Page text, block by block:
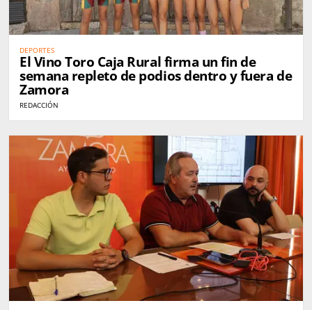
DEPORTES
El Vino Toro Caja Rural firma un fin de
semana repleto de podios dentro y fuera de
Zamora
REDACCIÓN